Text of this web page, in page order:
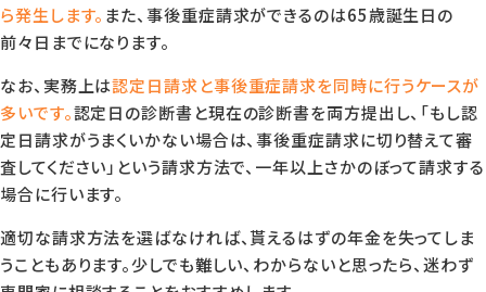
ら発生します。 また、事後重症請求ができるのは65歳誕生日の
前々日までになります。
なお、実務上は認定日請求と事後重症請求を同時に行うケースが
多いです。認定日の診断書と現在の診断書を両方提出し、「もし認
定日請求がうまくいかない場合は、事後重症請求に切り替えて審
査してください」という請求方法で、一年以上さかのぼって請求する
場合に行います。
適切な請求方法を選ばなければ、貰えるはずの年金を失ってしま
うこともあります。少しでも難しい、わからないと思ったら、迷わず